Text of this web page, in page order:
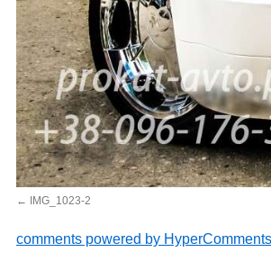
IMG_1023-2
comments powered by HyperComments